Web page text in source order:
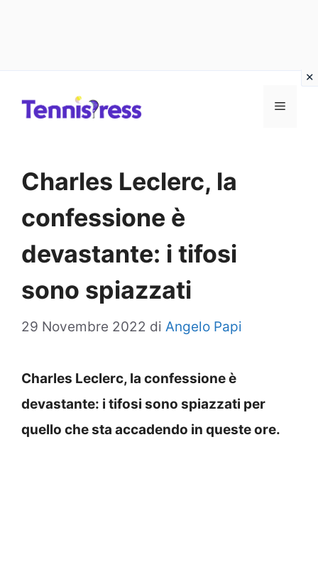
MENU
Charles Leclerc, la
confessione è
devastante: i tifosi
sono spiazzati
29 Novembre 2022 di Angelo Papi
Charles Leclerc, la confessione è
devastante: i tifosi sono spiazzati per
quello che sta accadendo in queste ore.